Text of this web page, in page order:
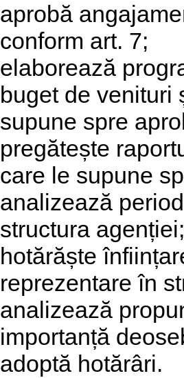
aprobă
conform art. 7;
elaborează
buget de venituri
supune spre
pregătește
care le supune
analizează
structura agenției;
hotărăște
reprezentare în
analizează
importanță
adoptă hotărâri.